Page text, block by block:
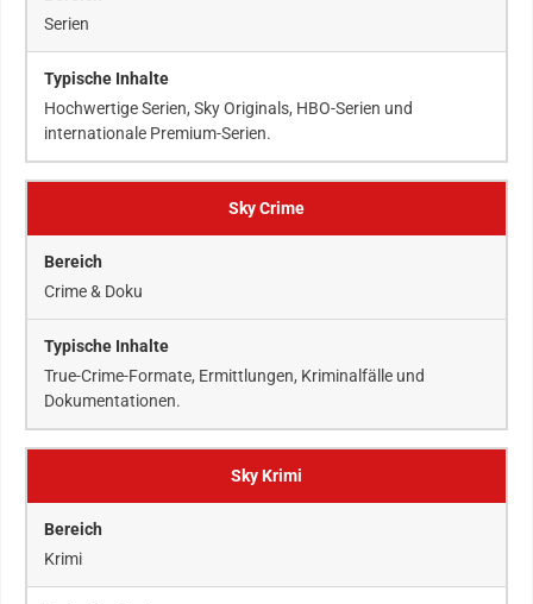
Serien
Hochwertige Serien, Sky Originals, HBO-Serien und
internationale Premium-Serien.
Sky Crime
Crime & Doku
True-Crime-Formate, Ermittlungen, Kriminalfälle und
Dokumentationen.
Sky Krimi
Krimi